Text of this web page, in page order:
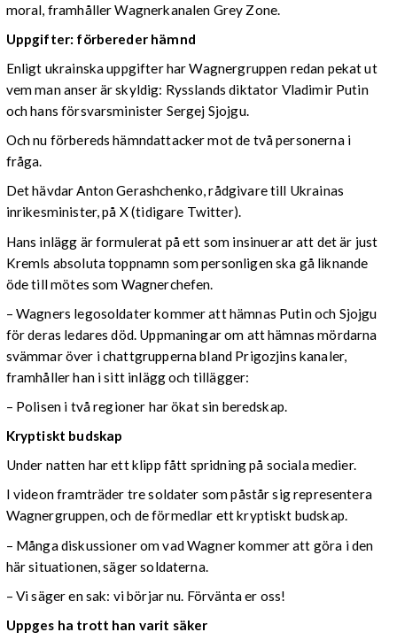
moral, framhåller Wagnerkanalen Grey Zone.
Uppgifter: förbereder hämnd
Enligt ukrainska uppgifter har Wagnergruppen redan pekat ut
vem man anser är skyldig: Rysslands diktator Vladimir Putin
och hans försvarsminister Sergej Sjojgu.
Och nu förbereds hämndattacker mot de två personerna i
fråga.
Det hävdar Anton Gerashchenko, rådgivare till Ukrainas
inrikesminister, på X (tidigare Twitter).
Hans inlägg är formulerat på ett som insinuerar att det är just
Kremls absoluta toppnamn som personligen ska gå liknande
öde till mötes som Wagnerchefen.
– Wagners legosoldater kommer att hämnas Putin och Sjojgu
för deras ledares död. Uppmaningar om att hämnas mördarna
svämmar över i chattgrupperna bland Prigozjins kanaler,
framhåller han i sitt inlägg och tillägger:
– Polisen i två regioner har ökat sin beredskap.
Kryptiskt budskap
Under natten har ett klipp fått spridning på sociala medier.
I videon framträder tre soldater som påstår sig representera
Wagnergruppen, och de förmedlar ett kryptiskt budskap.
– Många diskussioner om vad Wagner kommer att göra i den
här situationen, säger soldaterna.
– Vi säger en sak: vi börjar nu. Förvänta er oss!
Uppges ha trott han varit säker